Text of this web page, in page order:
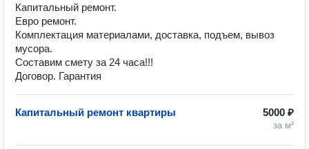
Капитальный ремонт.
Евро ремонт.
Комплектация материалами, доставка, подъем, вывоз
мусора.
Составим смету за 24 часа!!!
Договор. Гарантия
5000 ₽
за м²
Капитальный ремонт квартиры